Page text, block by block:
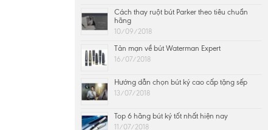
Cách thay ruột bút Parker theo tiêu chuẩn
hãng
10/09/2018
Tản mạn về bút Waterman Expert
16/07/2018
Hướng dẫn chọn bút ký cao cấp tặng sếp
13/07/2018
Top 6 hãng bút ký tốt nhất hiện nay
11/07/2018